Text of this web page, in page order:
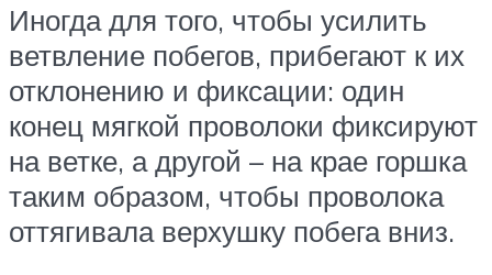
Иногда для того, чтобы усилить
ветвление побегов, прибегают к их
отклонению и фиксации: один
конец мягкой проволоки фиксируют
на ветке, а другой – на крае горшка
таким образом, чтобы проволока
оттягивала верхушку побега вниз.